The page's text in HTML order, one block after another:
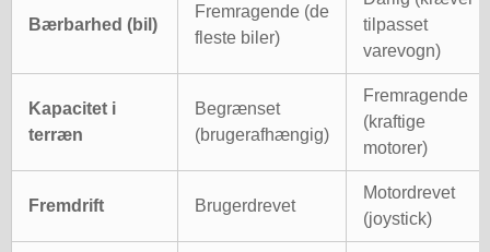
Bærbarhed (bil)
Fremragende (de
fleste biler)
tilpasset
varevogn)
Kapacitet i
terræn
Begrænset
(brugerafhængig)
Fremragende
(kraftige
motorer)
Fremdrift Brugerdrevet
Motordrevet
(joystick)